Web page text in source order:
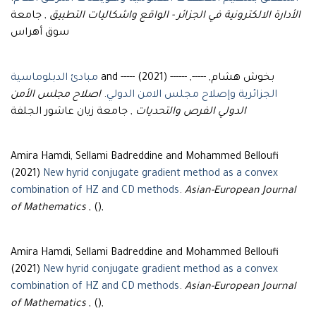
الأدارة الالكترونية في الجزائر - الواقع واشكاليات التطبيق , جامعة
سوق أهراس
بخوش هشام, -----, ------ and ----- (2021)
مبادئ الدبلوماسية
الجزائرية وإصلاح مجلس الامن الدولي.اصلاح مجلس الأمن
الدولي الفرص والتحديات , جامعة زيان عاشور الجلفة
Amira Hamdi, Sellami Badreddine and Mohammed Belloufi
(2021) New hyrid conjugate gradient method as a convex
combination of HZ and CD methods. Asian-European Journal
of Mathematics , (),
Amira Hamdi, Sellami Badreddine and Mohammed Belloufi
(2021) New hyrid conjugate gradient method as a convex
combination of HZ and CD methods. Asian-European Journal
of Mathematics , (),